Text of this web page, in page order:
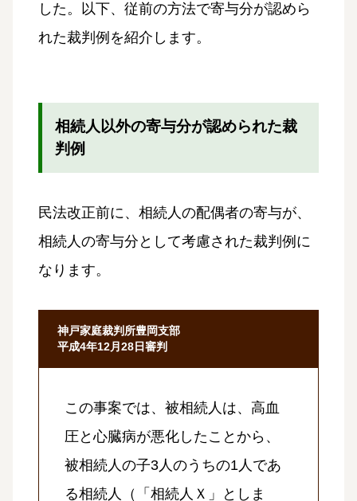
した。以下、従前の方法で寄与分が認めら
れた裁判例を紹介します。
相続人以外の寄与分が認められた裁
判例
民法改正前に、相続人の配偶者の寄与が、
相続人の寄与分として考慮された裁判例に
なります。
神戸家庭裁判所豊岡支部
平成4年12月28日審判
この事案では、被相続人は、高血
圧と心臓病が悪化したことから、
被相続人の子3人のうちの1人であ
る相続人（「相続人Ｘ」としま